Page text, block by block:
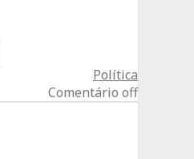
Política
Comentário off